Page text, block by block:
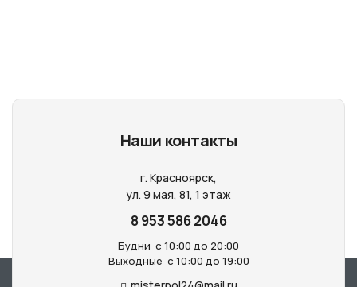
Наши контакты
г. Красноярск,
ул. 9 мая, 81, 1 этаж
8 953 586 2046
Будни с 10:00 до 20:00
Выходные с 10:00 до 19:00